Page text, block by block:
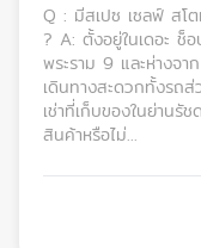
Q : มีสเปซ เซลฟ์ สโต
? A: ตั้งอยู่ในเดอะ ช็
พระราม 9 และห่างจ
เดินทางสะดวกทั้งรถ
เช่าที่เก็บของในย่านรั
สินค้าหรือไม่...